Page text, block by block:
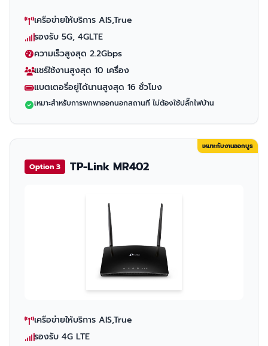
เครือข่ายให้บริการ AIS,True
รองรับ 5G, 4GLTE
ความเร็วสูงสุด 2.2Gbps
แชร์ใช้งานสูงสุด 10 เครื่อง
แบตเตอรี่อยู่ได้นานสูงสุด 16 ชั่วโมง
เหมาะสำหรับการพกพาออกนอกสถานที่ ไม่ต้องใช้ปลั๊กไฟบ้าน
เหมาะกับงานออกบูธ
Option 3 TP-Link MR402
เครือข่ายให้บริการ AIS,True
รองรับ 4G LTE